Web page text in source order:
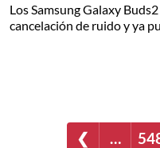
Los Samsung Galaxy
cancelación de ruido y ya
❮ …